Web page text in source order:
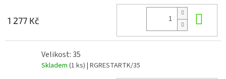
1 277 Kč
Velikost: 35
Skladem (1 ks) | RGRESTARTK/35